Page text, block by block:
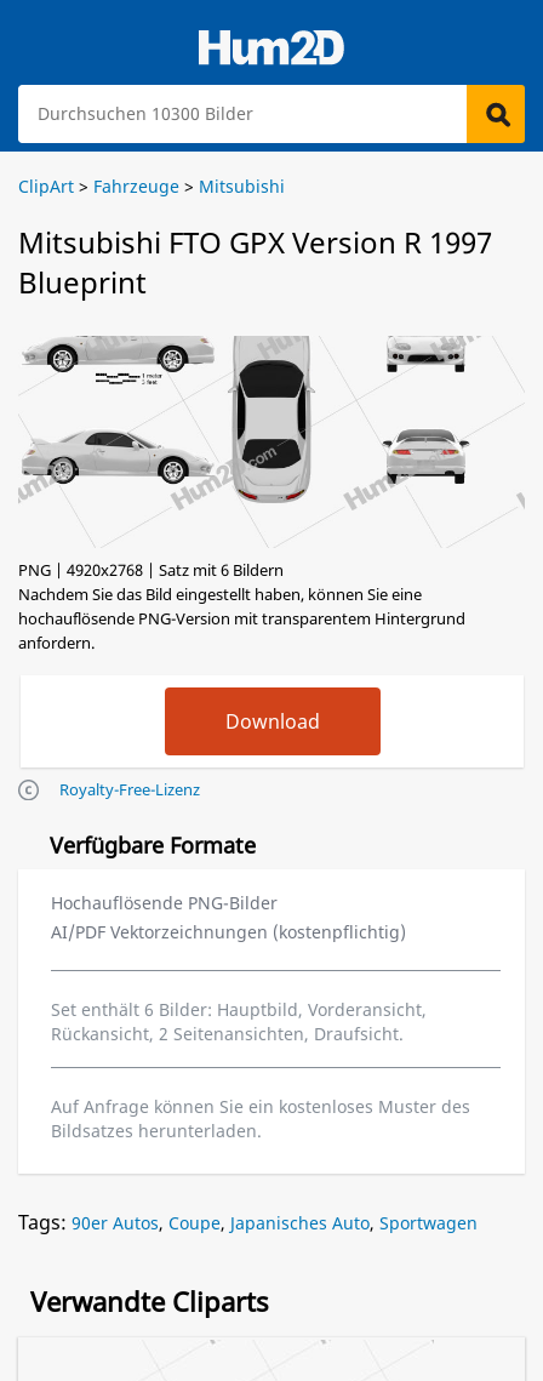
ClipArt > Fahrzeuge > Mitsubishi
Mitsubishi FTO GPX Version R 1997
Blueprint
PNG | 4920x2768 | Satz mit 6 Bildern
Nachdem Sie das Bild eingestellt haben, können Sie eine
hochauflösende PNG-Version mit transparentem Hintergrund
anfordern.
Royalty-Free-Lizenz
Verfügbare Formate
Hochauflösende PNG-Bilder
AI/PDF Vektorzeichnungen (kostenpflichtig)
Set enthält 6 Bilder: Hauptbild, Vorderansicht,
Rückansicht, 2 Seitenansichten, Draufsicht.
Auf Anfrage können Sie ein kostenloses Muster des
Bildsatzes herunterladen.
Tags: 90er Autos, Coupe, Japanisches Auto, Sportwagen
Verwandte Cliparts